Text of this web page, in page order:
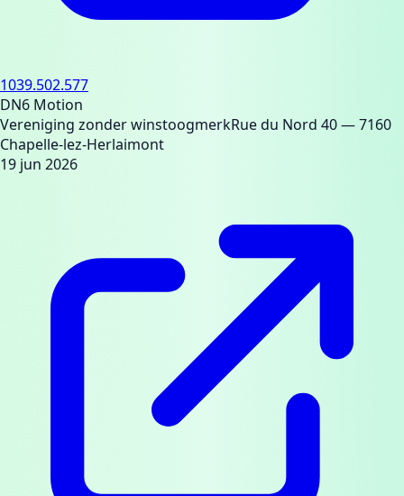
1039.502.577
DN6 Motion
Vereniging zonder winstoogmerkRue du Nord 40— 7160
Chapelle-lez-Herlaimont
19 jun 2026